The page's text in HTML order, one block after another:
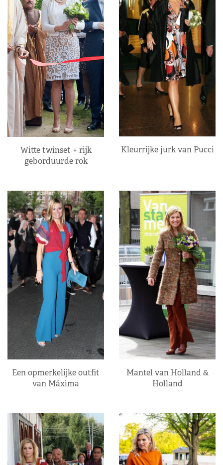
Witte twinset + rijk
geborduurde rok
Kleurrijke jurk van Pucci
Een opmerkelijke outfit
van Máxima
Mantel van Holland &
Holland